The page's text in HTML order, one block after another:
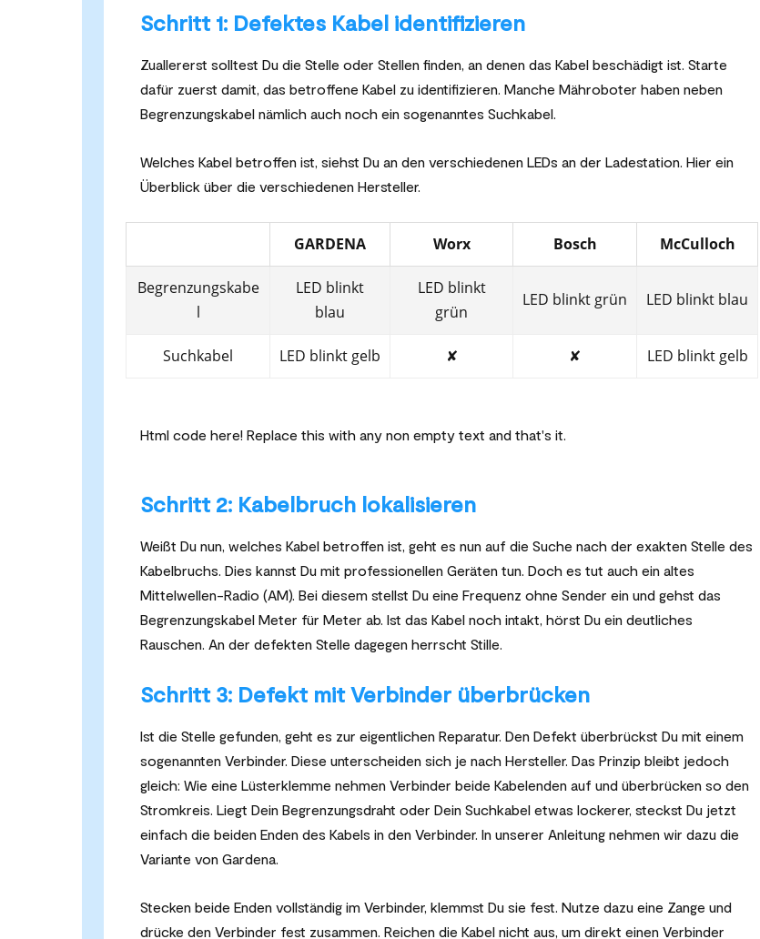
Schritt 1: Defektes Kabel identifizieren
Zuallererst solltest Du die Stelle oder Stellen finden, an denen das Kabel beschädigt ist. Starte
dafür zuerst damit, das betroffene Kabel zu identifizieren. Manche Mähroboter haben neben
Begrenzungskabel nämlich auch noch ein sogenanntes Suchkabel.
Welches Kabel betroffen ist, siehst Du an den verschiedenen LEDs an der Ladestation. Hier ein
Überblick über die verschiedenen Hersteller.
GARDENA Worx Bosch McCulloch
Begrenzungskabe
l
LED blinkt
blau
LED blinkt
grün
LED blinkt grün LED blinkt blau
Suchkabel LED blinkt gelb ✘ ✘ LED blinkt gelb
Html code here! Replace this with any non empty text and that's it.
Schritt 2: Kabelbruch lokalisieren
Weißt Du nun, welches Kabel betroffen ist, geht es nun auf die Suche nach der exakten Stelle des
Kabelbruchs. Dies kannst Du mit professionellen Geräten tun. Doch es tut auch ein altes
Mittelwellen-Radio (AM). Bei diesem stellst Du eine Frequenz ohne Sender ein und gehst das
Begrenzungskabel Meter für Meter ab. Ist das Kabel noch intakt, hörst Du ein deutliches
Rauschen. An der defekten Stelle dagegen herrscht Stille.
Schritt 3: Defekt mit Verbinder überbrücken
Ist die Stelle gefunden, geht es zur eigentlichen Reparatur. Den Defekt überbrückst Du mit einem
sogenannten Verbinder. Diese unterscheiden sich je nach Hersteller. Das Prinzip bleibt jedoch
gleich: Wie eine Lüsterklemme nehmen Verbinder beide Kabelenden auf und überbrücken so den
Stromkreis. Liegt Dein Begrenzungsdraht oder Dein Suchkabel etwas lockerer, steckst Du jetzt
einfach die beiden Enden des Kabels in den Verbinder. In unserer Anleitung nehmen wir dazu die
Variante von Gardena.
Stecken beide Enden vollständig im Verbinder, klemmst Du sie fest. Nutze dazu eine Zange und
drücke den Verbinder fest zusammen. Reichen die Kabel nicht aus, um direkt einen Verbinder